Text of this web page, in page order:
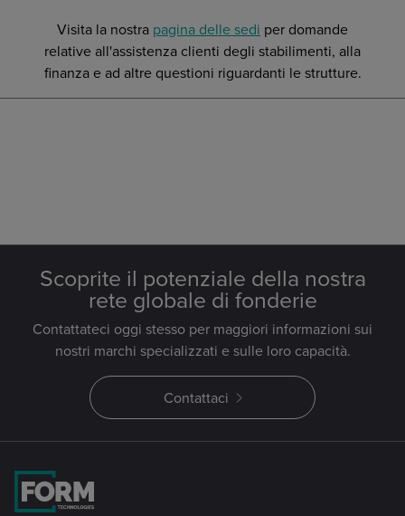
Visita la nostra pagina delle sedi per domande
relative all'assistenza clienti degli stabilimenti, alla
finanza e ad altre questioni riguardanti le strutture.
Scoprite il potenziale della nostra
rete globale di fonderie
Contattateci oggi stesso per maggiori informazioni sui
nostri marchi specializzati e sulle loro capacità.
Contattaci